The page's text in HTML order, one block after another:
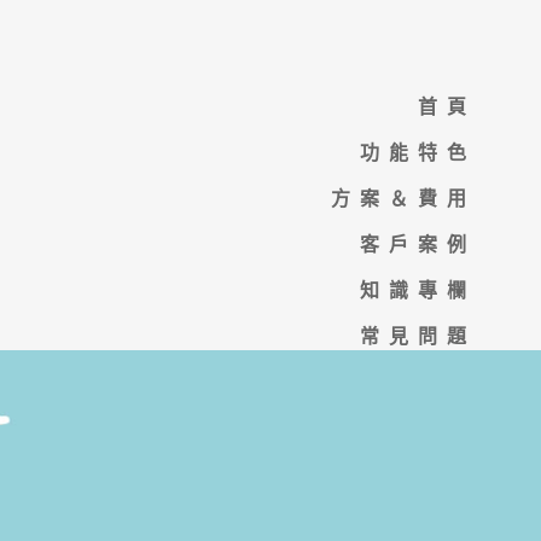
首頁
功能特色
方案＆費用
客戶案例
知識專欄
常見問題